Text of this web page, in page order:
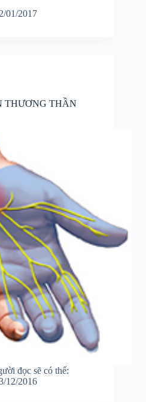
01/2017
THƯƠNG THẦN
đọc sẽ có thể:
12/2016